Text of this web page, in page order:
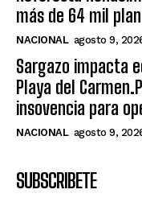
más de 64 mil
NACIONAL agosto 9,
Sargazo impacta
Playa del
insovencia para
NACIONAL agosto 9,
SUBSCRIBETE